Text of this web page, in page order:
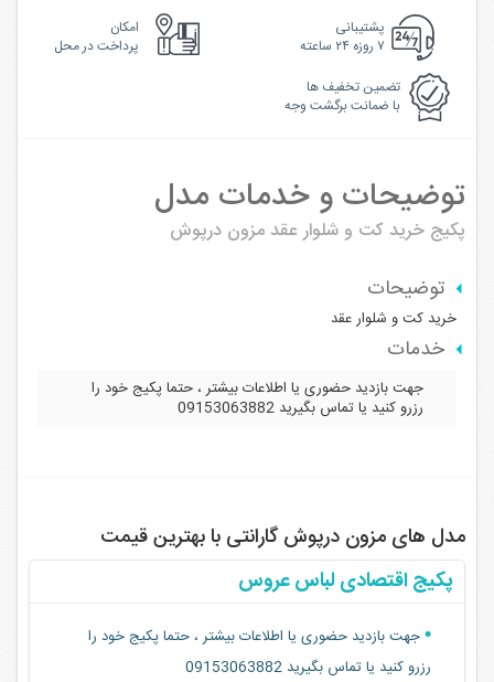
پشتیبانی
۷ روزه ۲۴ ساعته
امکان
پرداخت در محل
تضمین تخفیف ها
با ضمانت برگشت وجه
توضیحات و خدمات مدل
پکیج خرید کت و شلوار عقد مزون درپوش
توضیحات
خرید کت و شلوار عقد
خدمات
جهت بازدید حضوری یا اطلاعات بیشتر ، حتما پکیج خود را
رزرو کنید یا تماس بگیرید 09153063882
مدل های مزون درپوش گارانتی با بهترین قیمت
پکیج اقتصادی لباس عروس
جهت بازدید حضوری یا اطلاعات بیشتر ، حتما پکیج خود را
رزرو کنید یا تماس بگیرید 09153063882